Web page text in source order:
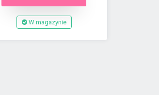
W magazynie